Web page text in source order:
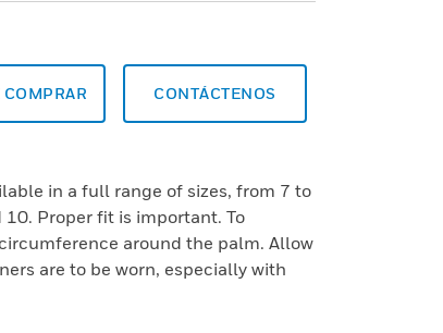
CONTÁCTENOS
in a full range of sizes, from 7 to
Proper fit is important. To
around the palm. Allow
are to be worn, especially with